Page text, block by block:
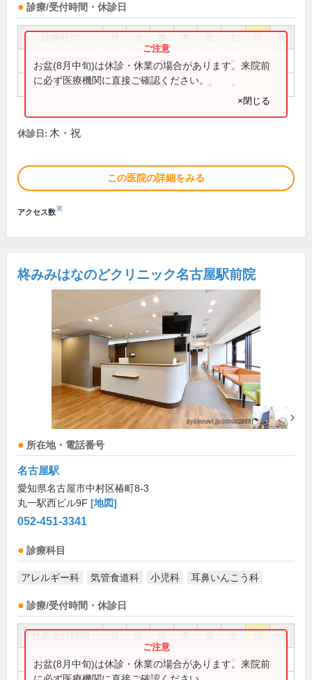
診療/受付時間・休診日
祝
9:00～12:00 ● ● ● ● ●
15:00～18:00 ● ●
お盆(8月中旬)は休診・休業の場合があります。来院前
に必ず医療機関に直接ご確認ください。
×閉じる
休診日: 木・祝
この医院の詳細をみる
アクセス数※
柊みみはなのどクリニック名古屋駅前院
所在地・電話番号
名古屋駅
愛知県名古屋市中村区椿町8-3
丸一駅西ビル9F [地図]
052-451-3341
診療科目
アレルギー科 気管食道科 小児科 耳鼻いんこう科
診療/受付時間・休診日
祝
10:00～13:00 ● ● ● ● ●
お盆(8月中旬)は休診・休業の場合があります。来院前